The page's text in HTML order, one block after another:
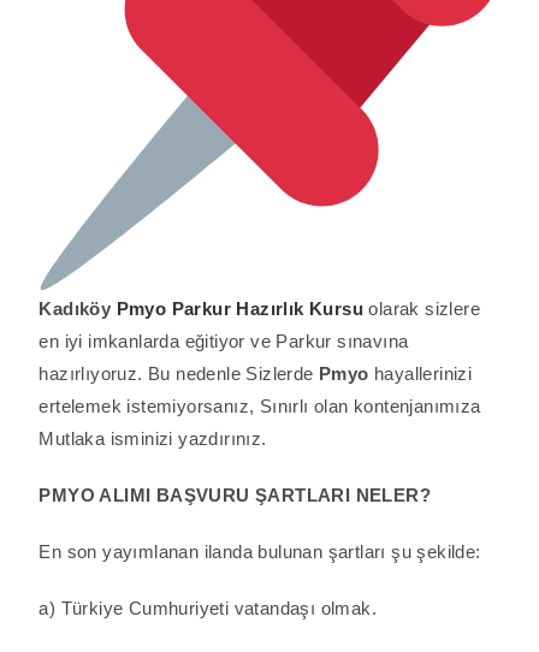
Kadıköy Pmyo Parkur Hazırlık Kursu olarak sizlere
en iyi imkanlarda eğitiyor ve Parkur sınavına
hazırlıyoruz. Bu nedenle Sizlerde Pmyo hayallerinizi
ertelemek istemiyorsanız, Sınırlı olan kontenjanımıza
Mutlaka isminizi yazdırınız.
PMYO ALIMI BAŞVURU ŞARTLARI NELER?
En son yayımlanan ilanda bulunan şartları şu şekilde:
a) Türkiye Cumhuriyeti vatandaşı olmak.